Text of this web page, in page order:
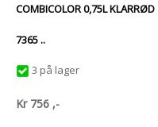
COMBICOLOR 0,75L KLARRØD
7365 ..
3 på lager
Kr 756 ,-